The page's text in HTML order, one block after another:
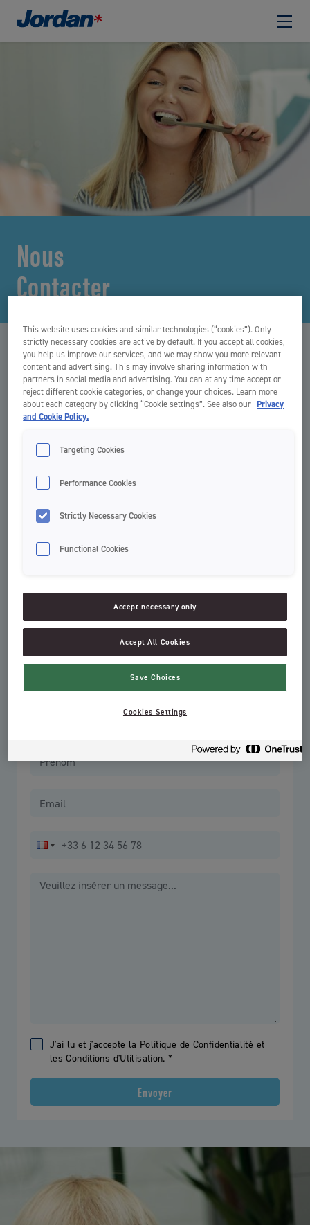
Nous
Contacter
Jordan France
Remplissez le formulaire de contact et nous vous contacterons dans
les plus brefs délais. Veuillez essayer d’inclure autant d’informations
que possible dans votre demande afin que nous puissions vous aider
Espace Commercial Saint Médard Ouest
165 Avenue du Général de Gaulle,
33160 Saint Médard en Jalles
conso@delta-pronatura.fr
J'ai lu et j'accepte la Politique de Confidentialité et
les Conditions d'Utilisation. *
Envoyer
This website uses cookies and similar technologies (“cookies”). Only
strictly necessary cookies are active by default. If you accept all cookies,
you help us improve our services, and we may show you more relevant
content and advertising. This may involve sharing information with
partners in social media and advertising. You can at any time accept or
reject different cookie categories, or change your choices. Learn more
about each category by clicking “Cookie settings”. See also our Privacy
and Cookie Policy.
Targeting Cookies
Performance Cookies
Strictly Necessary Cookies
Functional Cookies
Accept necessary only
Accept All Cookies
Save Choices
Cookies Settings